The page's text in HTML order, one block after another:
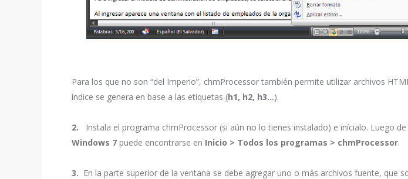
Para los que no son “del Imperio”, chmProcessor también permite utilizar archivos
índice se genera en base a las etiquetas (h1, h2, h3…).
2.
Instala el programa chmProcessor (si aún no lo tienes instalado) e inícialo. Luego
Windows 7 puede encontrarse en Inicio > Todos los programas > chmProcessor.
3. En la parte superior de la ventana se debe agregar uno o más archivos fuente, que